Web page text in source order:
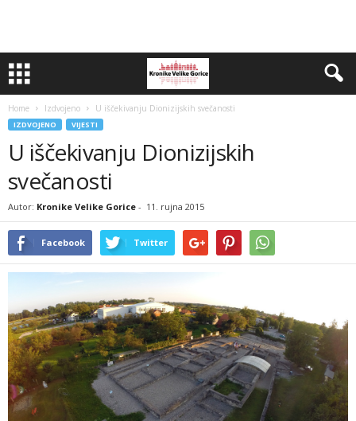
Home Izdvojeno U iščekivanju Dionizijskih svečanosti
IZDVOJENO VIJESTI
U iščekivanju Dionizijskih
svečanosti
Autor: Kronike Velike Gorice - 11. rujna 2015
Facebook Twitter